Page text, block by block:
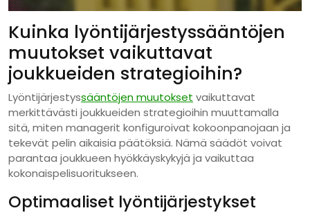
Kuinka lyöntijärjestyssääntöjen
muutokset vaikuttavat
joukkueiden strategioihin?
Lyöntijärjestyssääntöjen muutokset vaikuttavat
merkittävästi joukkueiden strategioihin muuttamalla
sitä, miten managerit konfiguroivat kokoonpanojaan ja
tekevät pelin aikaisia päätöksiä. Nämä säädöt voivat
parantaa joukkueen hyökkäyskykyjä ja vaikuttaa
kokonaispelisuoritukseen.
Optimaaliset lyöntijärjestykset